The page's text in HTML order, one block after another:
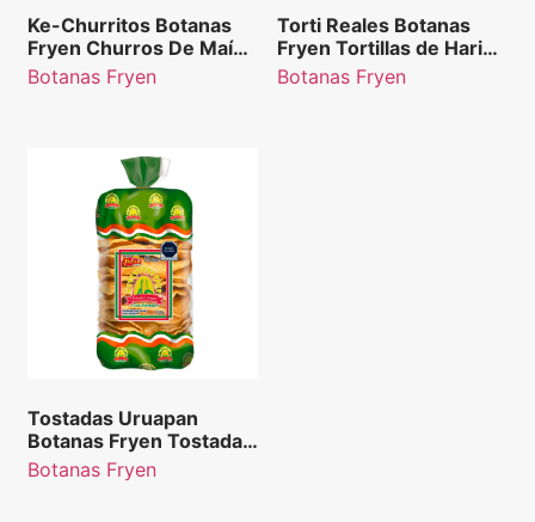
Ke-Churritos Botanas
Fryen Churros De Maíz
con Ajonjolí 250 g
Botanas Fryen
Torti Reales Botanas
Fryen Tortillas de Harina
Integral bolsa con 10
piezas 365g
Botanas Fryen
Tostadas Uruapan
Botanas Fryen Tostadas
de Maíz con Ajonjolí
Bolsa con 25 piezas
Botanas Fryen